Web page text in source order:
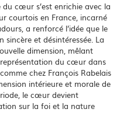
cœur s’est enrichie avec la
courtois en France, incarné
a renforcé l’idée que le
et désintéressée. La
dimension, mêlant
du cœur dans
chez François Rabelais
intérieure et morale de
le cœur devient
sur la foi et la nature